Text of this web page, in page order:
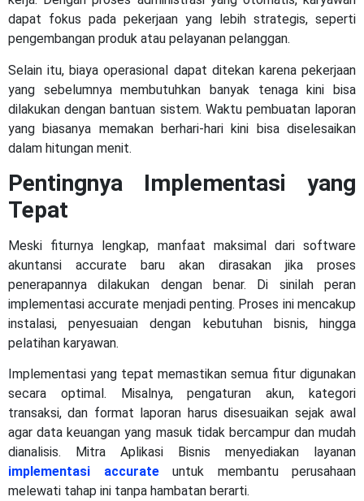
dapat fokus pada pekerjaan yang lebih strategis, seperti
pengembangan produk atau pelayanan pelanggan.
Selain itu, biaya operasional dapat ditekan karena pekerjaan
yang sebelumnya membutuhkan banyak tenaga kini bisa
dilakukan dengan bantuan sistem. Waktu pembuatan laporan
yang biasanya memakan berhari-hari kini bisa diselesaikan
dalam hitungan menit.
Pentingnya Implementasi yang
Tepat
Meski fiturnya lengkap, manfaat maksimal dari software
akuntansi accurate baru akan dirasakan jika proses
penerapannya dilakukan dengan benar. Di sinilah peran
implementasi accurate menjadi penting. Proses ini mencakup
instalasi, penyesuaian dengan kebutuhan bisnis, hingga
pelatihan karyawan.
Implementasi yang tepat memastikan semua fitur digunakan
secara optimal. Misalnya, pengaturan akun, kategori
transaksi, dan format laporan harus disesuaikan sejak awal
agar data keuangan yang masuk tidak bercampur dan mudah
dianalisis. Mitra Aplikasi Bisnis menyediakan layanan
implementasi accurateuntuk membantu perusahaan
melewati tahap ini tanpa hambatan berarti.